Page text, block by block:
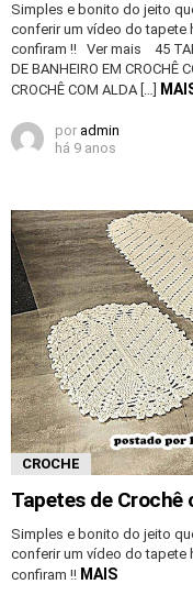
Simples e bonito do jeito
conferir um vídeo do tapete
confiram !! Ver mais 45
DE BANHEIRO EM
CROCHÊ COM ALDA […]
por admin
há 9 anos
CROCHE
Tapetes de
Simples e bonito do jeito
conferir um vídeo do tapete
confiram !! MAIS